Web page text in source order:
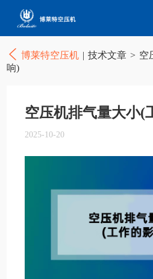
博莱特空压机 | 技术文章 > 空
响)
空压机排气量大小(
2025-10-20